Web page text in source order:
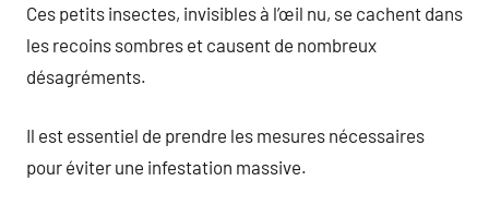
Ces petits insectes, invisibles à l’œil nu, se cachent dans
les recoins sombres et causent de nombreux
désagréments.
Il est essentiel de prendre les mesures nécessaires
pour éviter une infestation massive.